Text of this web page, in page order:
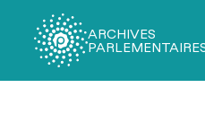
ARCHIVES